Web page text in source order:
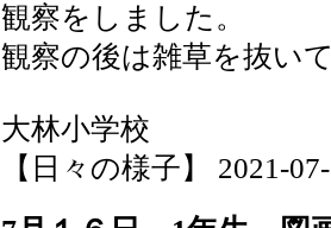
観察をしました。
観察の後は雑草を抜い
大林小学校
【日々の様子】 2021-